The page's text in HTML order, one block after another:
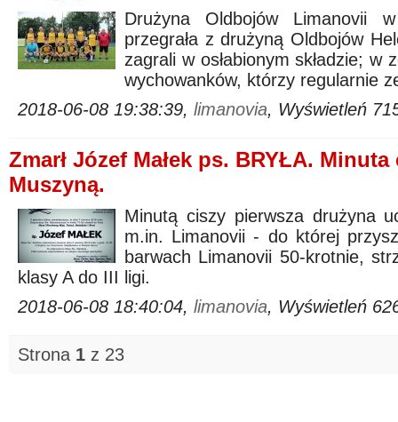
Drużyna Oldbojów Limanovii
przegrała z drużyną Oldbojów
zagrali w osłabionym składzie; w
wychowanków, którzy regularnie
2018-06-08 19:38:39, limanovia, Wyświetleń
Zmarł Józef Małek ps. BRYŁA.
Muszyną.
Minutą ciszy pierwsza drużyna
m.in. Limanovii - do której
barwach Limanovii 50-krotnie,
klasy A do III ligi.
2018-06-08 18:40:04, limanovia, Wyświetleń
Strona 1 z 23